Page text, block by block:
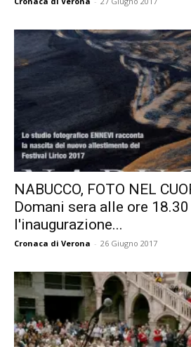
NABUCCO, FOTO NEL
Domani sera alle ore 18.30
l'inaugurazione...
Cronaca di Verona - 26 Giugno 2017